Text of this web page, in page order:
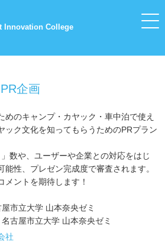
Innovation College
企画
めのキャンプ・カヤック・車中泊で使え
ック文化を知ってもらうためのPRプラン
数や、ユーザーや企業との対応をはじ
性、プレゼン完成度で審査されます。
メントを期待します！
市立大学 山本奈央ゼミ
古屋市⽴⼤学 ⼭本奈央ゼミ
社